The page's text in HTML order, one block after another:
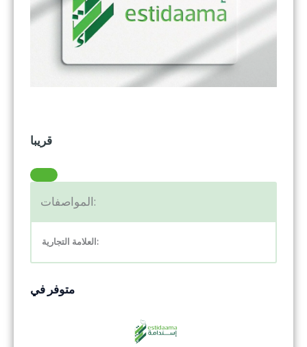
قريبا
المواصفات:
العلامة التجارية:
متوفر في